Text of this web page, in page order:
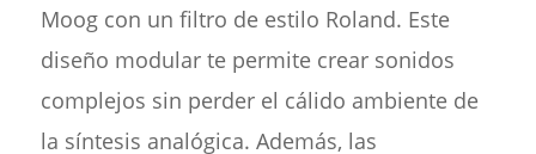
Moog con un filtro de estilo Roland. Este
diseño modular te permite crear sonidos
complejos sin perder el cálido ambiente de
la síntesis analógica. Además, las